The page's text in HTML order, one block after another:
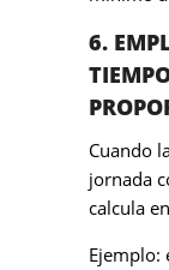
6.
Cuando
jornada
calcula
Ejemplo: